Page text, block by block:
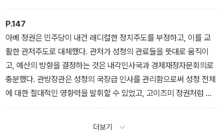
자민·사회 양당의 보완관계를 뒷받침해온 선거제도를 파괴함으로써
자신들의 새로운 권력기반이 구축될 것을 기대한 정치인들이었다.
(중략)
총평을 중심으로 한 관공노 계열 노동조합이 내부붕괴로 치달은 것은
사회당의 조직적 기반을 두드러지게 약화시켰다. 확고한 조직적 기반
을 상실한 사회당은, 1990년대 들어 내리막길로 치달았다. 그 얼마
전 사회당에는 총평계 노동조합에 의존하는 좌파정당에서 유럽 사회
민주주의 정당처럼 풀뿌리적인 저변을 가진 리버럴 정당으로 전환할
P.147
아베 정권은 민주당이 내건 래디컬한 정치주도를 부정하고, 이를 교
활한 관저주도로 대체했다. 관저가 성청의 관료들을 뜻대로 움직이
고, 예산의 방향을 결정하는 것은 내각인사국과 경제재정자문회의로
충분했다. 관방장관은 성청의 국장급 인사를 관리함으로써 성청 전체
에 대한 절대적인 영향력을 발휘할 수 있었고, 고이즈미 정권처럼 포
퓰리즘과 경제재정자문회의의 민간인 활용을 솜씨있게 조합하면 여
더보기